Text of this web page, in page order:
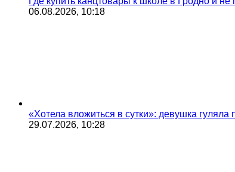
06.08.2026, 10:18
«Хотела вложиться в сутки»: девушка
29.07.2026, 10:28